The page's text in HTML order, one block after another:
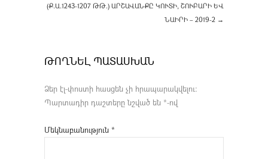
(Ք.Ա.1243-1207 ԹԹ.) ԱՐՇԱՎԱՆՔԸ ԿՈՒՏԻ, ՇՈՒԲԱՐԻ ԵՎ
ՆԱԻՐԻ – 2019-2 →
ԹՈՂՆԵԼ ՊԱՏԱՍԽԱՆ
Ձեր էլ-փոստի հասցեն չի հրապարակվելու։
Պարտադիր դաշտերը նշված են *-ով
Մեկնաբանություն *